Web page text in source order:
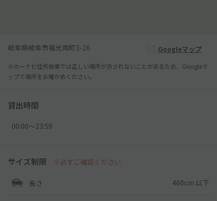
岐阜県岐阜市福光南町3-16 Googleマップ
※カーナビ住所検索では正しい場所が示されないことがあるため、Googleマ
ップで場所をお確かめください。
貸出時間
00:00〜23:59
サイズ制限 ※必ずご確認ください
長さ 460cm 以下